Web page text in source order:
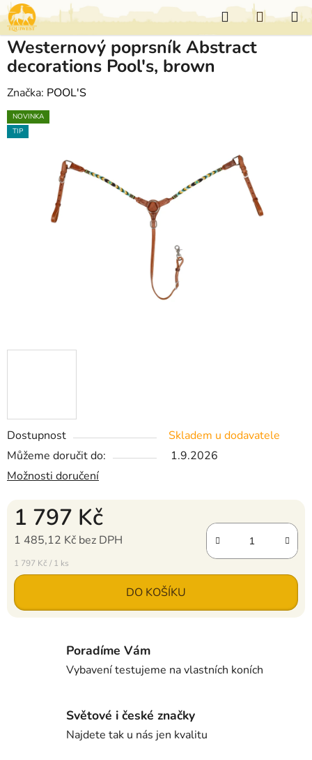
Přejít
na
obsah
Hledat
KOŠÍK
Dostupnost
Skladem u dodavatele
Můžeme doručit do:
1.9.2026
Možnosti doručení
1 797 Kč
1 485,12 Kč bez DPH
Měrná cena:
1 797 Kč / 1 ks
DO KOŠÍKU
Westernový poprsník Abstract
decorations Pool's, brown
Značka: POOL'S
NOVINKA
TIP
Poradíme Vám
Vybavení testujeme na vlastních koních
Světové i české značky
Najdete tak u nás jen kvalitu